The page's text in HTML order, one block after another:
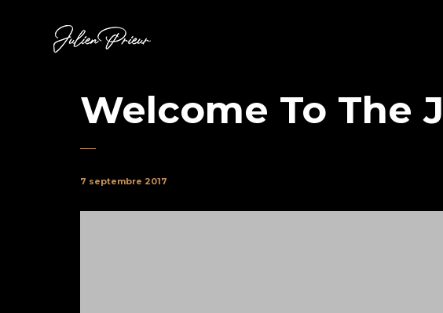
Welcome To The
7 septembre 2017